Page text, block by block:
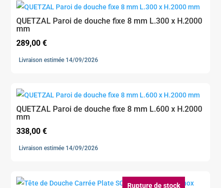
QUETZAL Paroi de douche fixe 8 mm L.300 x H.2000
mm
289,00€
Livraison estimée 14/09/2026
QUETZAL Paroi de douche fixe 8 mm L.600 x H.2000
mm
338,00€
Livraison estimée 14/09/2026
Rupture de stock